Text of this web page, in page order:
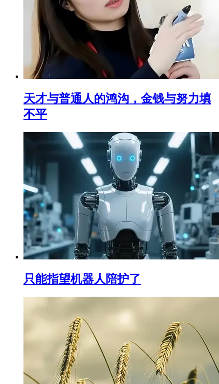
天才与普通人的鸿沟，金钱与努力填
不平
只能指望机器人陪护了